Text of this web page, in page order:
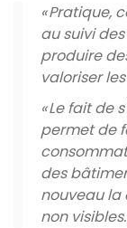
« Pratique,
au suivi
produire
valoriser
« Le fait de
permet de
des
nouveau la
non visibles.